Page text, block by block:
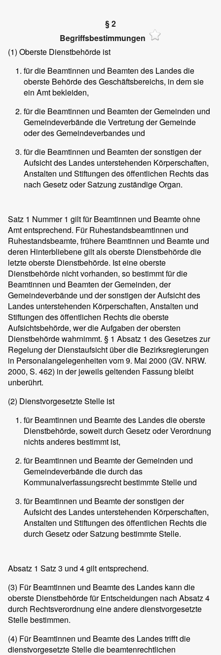
§ 2
Begriffsbestimmungen
(1) Oberste Dienstbehörde ist
für die Beamtinnen und Beamten des Landes die
oberste Behörde des Geschäftsbereichs, in dem sie
ein Amt bekleiden,
für die Beamtinnen und Beamten der Gemeinden und
Gemeindeverbände die Vertretung der Gemeinde
oder des Gemeindeverbandes und
für die Beamtinnen und Beamten der sonstigen der
Aufsicht des Landes unterstehenden Körperschaften,
Anstalten und Stiftungen des öffentlichen Rechts das
nach Gesetz oder Satzung zuständige Organ.
Satz 1 Nummer 1 gilt für Beamtinnen und Beamte ohne
Amt entsprechend. Für Ruhestandsbeamtinnen und
Ruhestandsbeamte, frühere Beamtinnen und Beamte und
deren Hinterbliebene gilt als oberste Dienstbehörde die
letzte oberste Dienstbehörde. Ist eine oberste
Dienstbehörde nicht vorhanden, so bestimmt für die
Beamtinnen und Beamten der Gemeinden, der
Gemeindeverbände und der sonstigen der Aufsicht des
Landes unterstehenden Körperschaften, Anstalten und
Stiftungen des öffentlichen Rechts die oberste
Aufsichtsbehörde, wer die Aufgaben der obersten
Dienstbehörde wahrnimmt. § 1 Absatz 1 des Gesetzes zur
Regelung der Dienstaufsicht über die Bezirksregierungen
in Personalangelegenheiten vom 9. Mai 2000 (GV. NRW.
2000, S. 462) in der jeweils geltenden Fassung bleibt
unberührt.
(2) Dienstvorgesetzte Stelle ist
für Beamtinnen und Beamte des Landes die oberste
Dienstbehörde, soweit durch Gesetz oder Verordnung
nichts anderes bestimmt ist,
für Beamtinnen und Beamte der Gemeinden und
Gemeindeverbände die durch das
Kommunalverfassungsrecht bestimmte Stelle und
für Beamtinnen und Beamte der sonstigen der
Aufsicht des Landes unterstehenden Körperschaften,
Anstalten und Stiftungen des öffentlichen Rechts die
durch Gesetz oder Satzung bestimmte Stelle.
Absatz 1 Satz 3 und 4 gilt entsprechend.
(3) Für Beamtinnen und Beamte des Landes kann die
oberste Dienstbehörde für Entscheidungen nach Absatz 4
durch Rechtsverordnung eine andere dienstvorgesetzte
Stelle bestimmen.
(4) Für Beamtinnen und Beamte des Landes trifft die
dienstvorgesetzte Stelle die beamtenrechtlichen